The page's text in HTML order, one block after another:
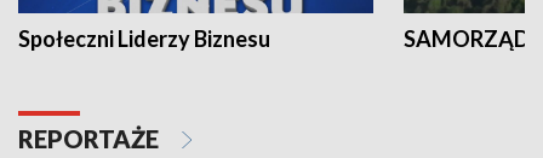
Społeczni Liderzy Biznesu SAMORZĄD
REPORTAŻE